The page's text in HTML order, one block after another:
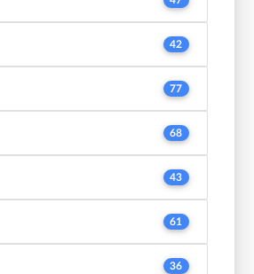
42
77
68
43
61
36